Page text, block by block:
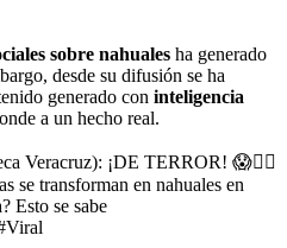
sobre nahuales ha generado
desde su difusión se ha
generado con inteligencia
a un hecho real.
Veracruz): ¡DE TERROR! 😱🧙‍♀️
se transforman en nahuales en
Esto se sabe